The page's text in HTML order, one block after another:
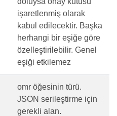
işaretlenmiş olarak
kabul edilecektir. Başka
herhangi bir eşiğe göre
özelleştirilebilir. Genel
eşiği etkilemez
omr öğesinin türü.
JSON serileştirme için
gerekli alan.